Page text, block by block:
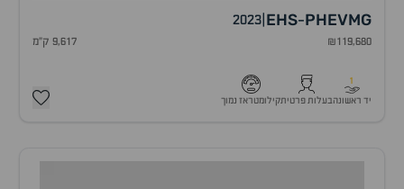
MG
EHS-PHEV
2023
₪119,680 9,617 ק"מ
1
יד ראשונהבעלות פרטיתקילומטראז נמוך